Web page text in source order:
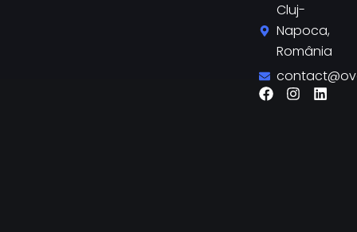
Cluj-
Napoca,
România
F
I
L